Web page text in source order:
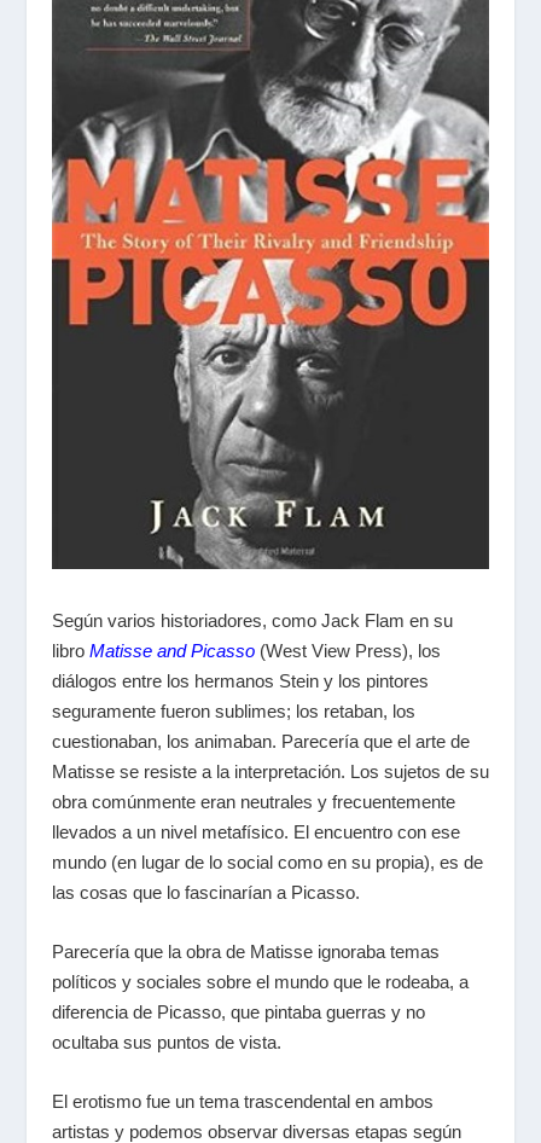
Según varios historiadores, como Jack Flam en su
libro Matisse and Picasso(West View Press), los
diálogos entre los hermanos Stein y los pintores
seguramente fueron sublimes; los retaban, los
cuestionaban, los animaban. Parecería que el arte de
Matisse se resiste a la interpretación. Los sujetos de su
obra comúnmente eran neutrales y frecuentemente
llevados a un nivel metafísico. El encuentro con ese
mundo (en lugar de lo social como en su propia), es de
las cosas que lo fascinarían a Picasso.
Parecería que la obra de Matisse ignoraba temas
políticos y sociales sobre el mundo que le rodeaba, a
diferencia de Picasso, que pintaba guerras y no
ocultaba sus puntos de vista.
El erotismo fue un tema trascendental en ambos
artistas y podemos observar diversas etapas según